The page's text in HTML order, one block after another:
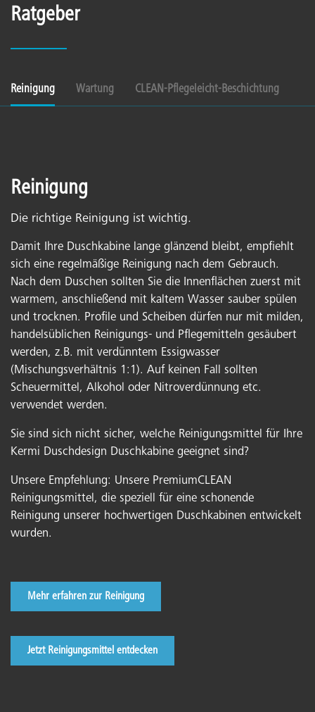
Ratgeber
Reinigung Wartung CLEAN-Pflegeleicht-Beschichtung
Reinigung
Die richtige Reinigung ist wichtig.
Damit Ihre Duschkabine lange glänzend bleibt, empfiehlt
sich eine regelmäßige Reinigung nach dem Gebrauch.
Nach dem Duschen sollten Sie die Innenflächen zuerst mit
warmem, anschließend mit kaltem Wasser sauber spülen
und trocknen. Profile und Scheiben dürfen nur mit milden,
handelsüblichen Reinigungs- und Pflegemitteln gesäubert
werden, z.B. mit verdünntem Essigwasser
(Mischungsverhältnis 1:1). Auf keinen Fall sollten
Scheuermittel, Alkohol oder Nitroverdünnung etc.
verwendet werden.
Sie sind sich nicht sicher, welche Reinigungsmittel für Ihre
Kermi Duschdesign Duschkabine geeignet sind?
Unsere Empfehlung: Unsere PremiumCLEAN
Reinigungsmittel, die speziell für eine schonende
Reinigung unserer hochwertigen Duschkabinen entwickelt
wurden.
Mehr erfahren zur Reinigung
Jetzt Reinigungsmittel entdecken